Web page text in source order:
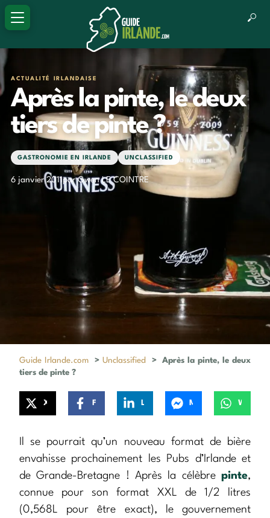
ACTUALITÉ IRLANDAISE
Après la pinte, le deux
tiers de pinte ?
GASTRONOMIE EN IRLANDE UNCLASSIFIED
6 janvier 2011par Gwen LE COINTRE
Guide Irlande.com > Unclassified >
Après la pinte, le deux
tiers de pinte ?
Il se pourrait qu’un nouveau format de bière
envahisse prochainement les Pubs d’Irlande et
de Grande-Bretagne ! Après la célèbre pinte,
connue pour son format XXL de 1/2 litres
(0,568L pour être exact), le gouvernement